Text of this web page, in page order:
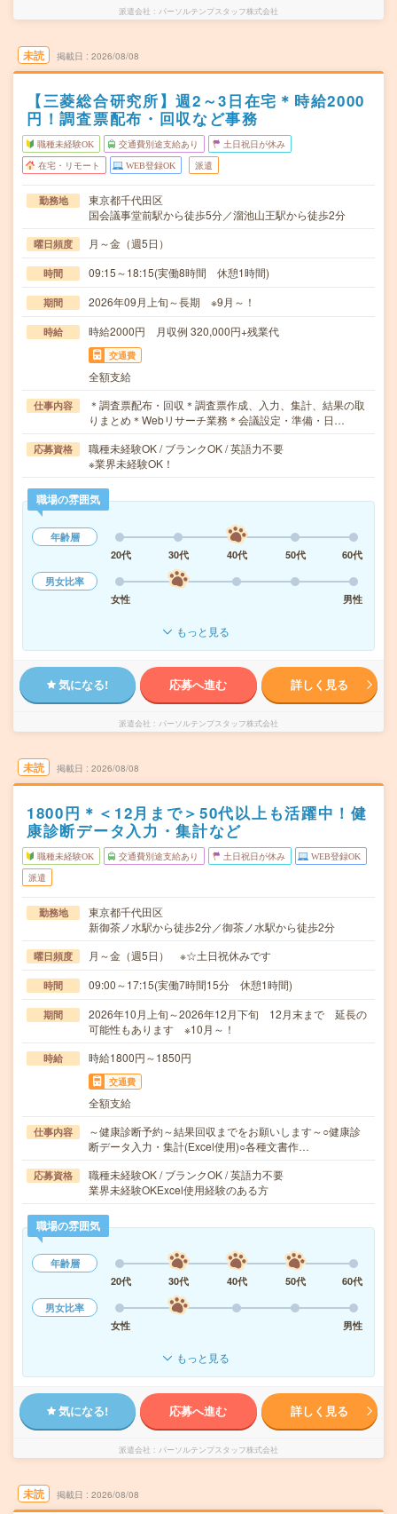
派遣会社 パーソルテンプスタッフ株式会社
未読 掲載日 2026/08/08
【三菱総合研究所】週2～3日在宅＊時給2000
円！調査票配布・回収など事務
職種未経験OK 交通費別途支給あり 土日祝日が休み
在宅・リモート WEB登録OK 派遣
勤務地
東京都千代田区
国会議事堂前駅から徒歩5分／溜池山王駅から徒歩2分
曜日頻度 月～金（週5日）
時間 09:15～18:15(実働8時間 休憩1時間)
期間 2026年09月上旬～長期 ※9月～！
時給 時給2000円 月収例 320,000円+残業代
交通費
全額支給
仕事内容
＊調査票配布・回収＊調査票作成、入力、集計、結果の取
りまとめ＊Webリサーチ業務＊会議設定・準備・日…
応募資格
職種未経験OK / ブランクOK / 英語力不要
※業界未経験OK！
職場の雰囲気
年齢層
20代
30代 40代 50代
60代
男女比率
女性
男性
もっと見る
気になる! 応募へ進む 詳しく見る
派遣会社 パーソルテンプスタッフ株式会社
未読 掲載日 2026/08/08
1800円＊＜12月まで＞50代以上も活躍中！健
康診断データ入力・集計など
職種未経験OK 交通費別途支給あり 土日祝日が休み WEB登録OK
派遣
勤務地
東京都千代田区
新御茶ノ水駅から徒歩2分／御茶ノ水駅から徒歩2分
曜日頻度 月～金（週5日） ※☆土日祝休みです
時間 09:00～17:15(実働7時間15分 休憩1時間)
期間
2026年10月上旬～2026年12月下旬 12月末まで 延長の
可能性もあります ※10月～！
時給 時給1800円～1850円
交通費
全額支給
仕事内容
～健康診断予約～結果回収までをお願いします～○健康診
断データ入力・集計(Excel使用)○各種文書作…
応募資格
職種未経験OK / ブランクOK / 英語力不要
業界未経験OKExcel使用経験のある方
職場の雰囲気
年齢層
20代
30代 40代 50代
60代
男女比率
女性
男性
もっと見る
気になる! 応募へ進む 詳しく見る
派遣会社 パーソルテンプスタッフ株式会社
未読 掲載日 2026/08/08